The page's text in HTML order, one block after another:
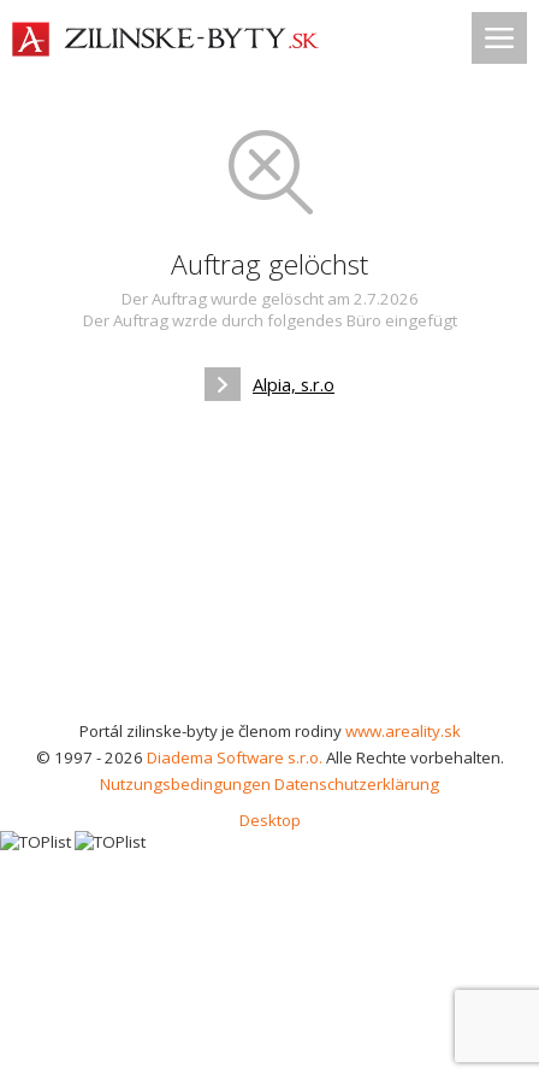
Auftrag gelöchst
Der Auftrag wurde gelöscht am 2.7.2026
Der Auftrag wzrde durch folgendes Büro eingefügt
Alpia, s.r.o
Portál zilinske-byty je členom rodinywww.areality.sk
© 1997 - 2026 Diadema Software s.r.o. Alle Rechte vorbehalten.
Nutzungsbedingungen Datenschutzerklärung
Desktop